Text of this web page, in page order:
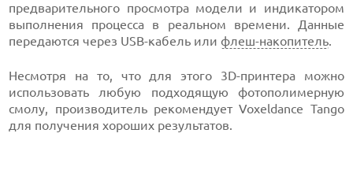
предварительного просмотра модели и индикатором
выполнения процесса в реальном времени. Данные
передаются через USB-кабель илифлеш-накопитель.
Несмотря на то, что для этого 3D-принтера можно
использовать любую подходящую фотополимерную
смолу, производитель рекомендует Voxeldance Tango
для получения хороших результатов.